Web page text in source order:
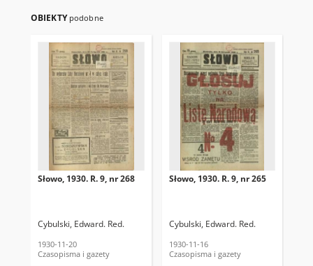
OBIEKTY podobne
Słowo, 1930. R. 9, nr 268
Cybulski, Edward. Red.
1930-11-20
Czasopisma i gazety
Słowo, 1930. R. 9, nr 265
Cybulski, Edward. Red.
1930-11-16
Czasopisma i gazety